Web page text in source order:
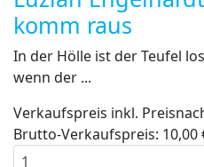
komm raus
In der Hölle ist der Teufel
wenn der ...
Verkaufspreis inkl.
Brutto-Verkaufspreis: 10,00